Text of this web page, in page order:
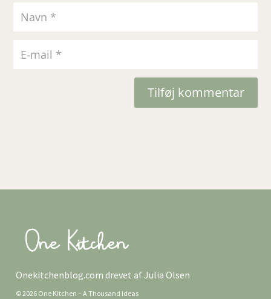
Tilføj kommentar
Onekitchenblog.com drevet af Julia Olsen
© 2026 One Kitchen – A Thousand Ideas